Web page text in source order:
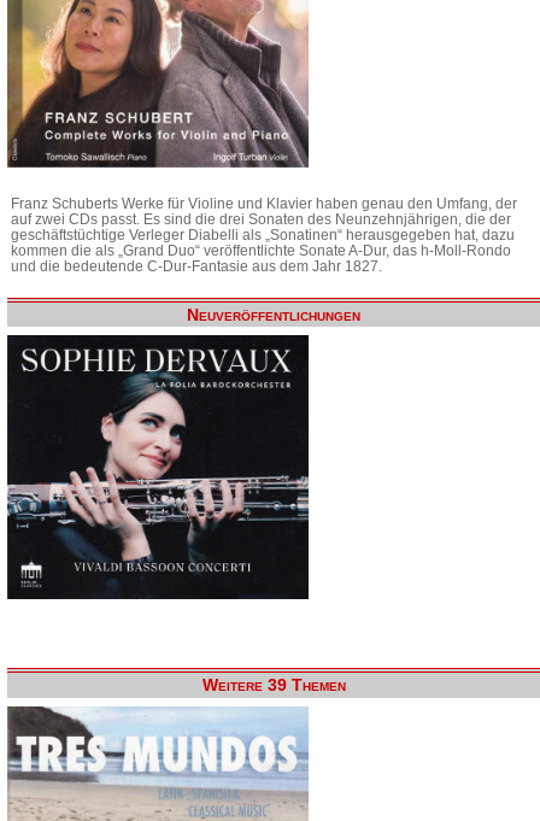
Franz Schuberts Werke für Violine und Klavier haben genau den Umfang, der
auf zwei CDs passt. Es sind die drei Sonaten des Neunzehnjährigen, die der
geschäftstüchtige Verleger Diabelli als „Sonatinen“ herausgegeben hat, dazu
kommen die als „Grand Duo“ veröffentlichte Sonate A-Dur, das h-Moll-Rondo
und die bedeutende C-Dur-Fantasie aus dem Jahr 1827.
Neuveröffentlichungen
Weitere 39 Themen